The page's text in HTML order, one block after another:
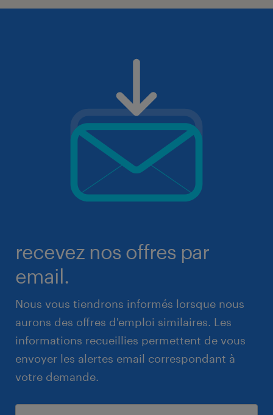
recevez nos offres par
email.
Nous vous tiendrons informés lorsque nous
aurons des offres d'emploi similaires. Les
informations recueillies permettent de vous
envoyer les alertes email correspondant à
votre demande.